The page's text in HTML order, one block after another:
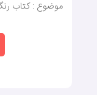
او می‌تواند با
خط خطی کند و اگر
ابعاد و اندازه
بچه‌های دوساله
موضوع : کتاب